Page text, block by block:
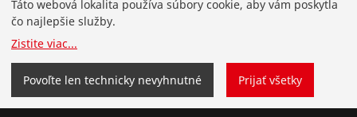
Servis a údržba
Univerzálne náradie
Táto webová lokalita používa súbory cookie, aby vám poskytla
čo najlepšie služby.
Zistite viac...
Povoľte len technicky nevyhnutné Prijať všetky